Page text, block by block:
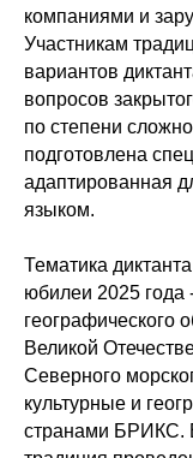
компаниями и
Участникам
вариантов
вопросов
по степени
подготовлена
адаптированная
языком.
Тематика
юбилеи 2025 года
географического
Великой
Северного
культурные и
странами БРИКС.